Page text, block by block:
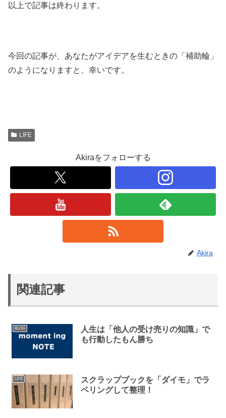
以上で記事は終わります。
今回の記事が、あなたがアイデアを生むときの「補助輪」
のようになりますと、幸いです。
LIFE
Akiraをフォローする
Akira
関連記事
BLOG
人生は「他人の受け売りの知識」で
も行動したもん勝ち
LIFE
スクラップブックを「ダイモ」でラ
ベリングして整理！